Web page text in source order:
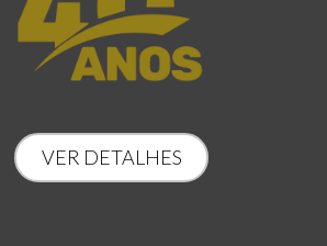
VER DETALHES